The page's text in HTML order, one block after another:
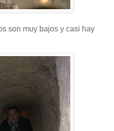
son muy bajos y casi hay